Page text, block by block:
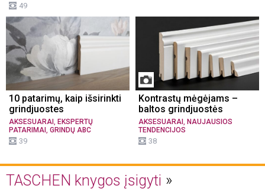
49
10 patarimų, kaip išsirinkti
grindjuostes
AKSESUARAI , EKSPERTŲ
PATARIMAI , GRINDŲ ABC
39
Kontrastų mėgėjams –
baltos grindjuostės
AKSESUARAI , NAUJAUSIOS
TENDENCIJOS
38
TASCHEN knygos įsigyti